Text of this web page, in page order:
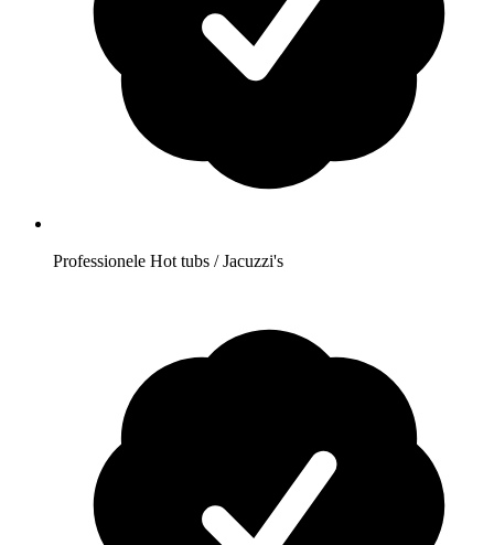
Professionele Hot tubs / Jacuzzi's